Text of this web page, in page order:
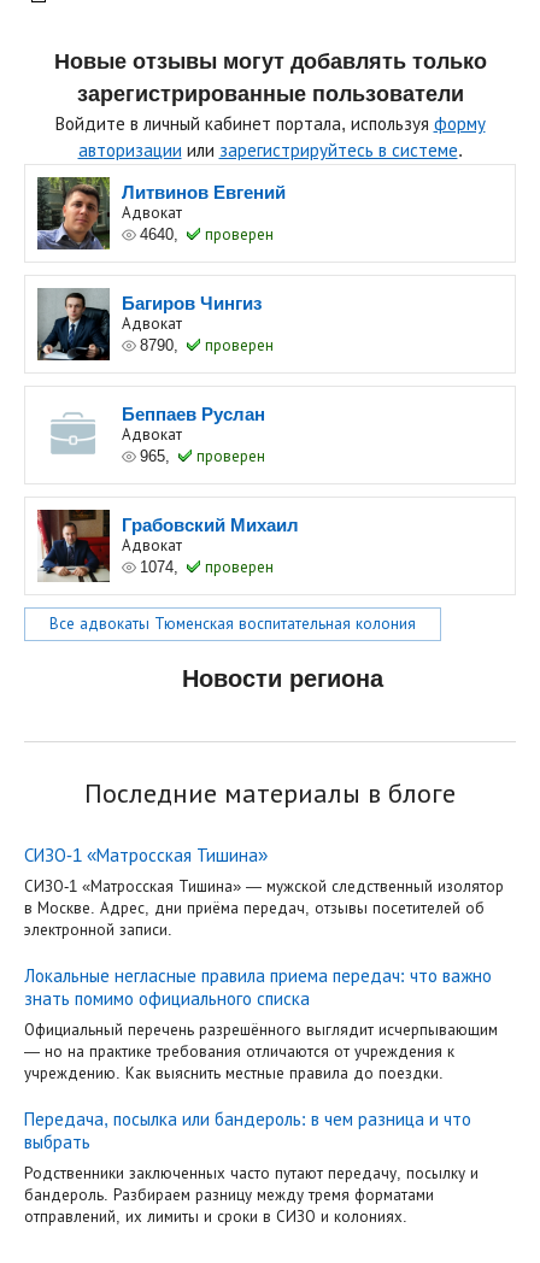
Новые отзывы могут добавлять только
зарегистрированные пользователи
Войдите в личный кабинет портала, используя форму
авторизации или зарегистрируйтесь в системе.
Литвинов Евгений
Адвокат
4640,
проверен
Багиров Чингиз
Адвокат
8790,
проверен
Беппаев Руслан
Адвокат
965,
проверен
Грабовский Михаил
Адвокат
1074,
проверен
Все адвокаты Тюменская воспитательная колония
Новости региона
Последние материалы в блоге
СИЗО-1 «Матросская Тишина»
СИЗО-1 «Матросская Тишина» — мужской следственный изолятор
в Москве. Адрес, дни приёма передач, отзывы посетителей об
электронной записи.
Локальные негласные правила приема передач: что важно
знать помимо официального списка
Официальный перечень разрешённого выглядит исчерпывающим
— но на практике требования отличаются от учреждения к
учреждению. Как выяснить местные правила до поездки.
Передача, посылка или бандероль: в чем разница и что
выбрать
Родственники заключенных часто путают передачу, посылку и
бандероль. Разбираем разницу между тремя форматами
отправлений, их лимиты и сроки в СИЗО и колониях.